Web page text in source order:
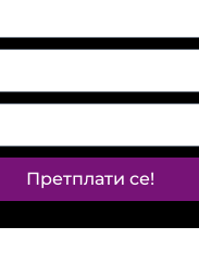
Претплати се!